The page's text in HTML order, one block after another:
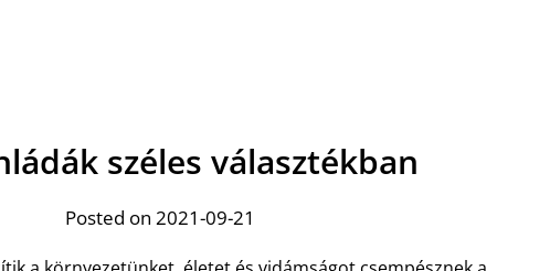
széles választékban
Posted on 2021-09-21